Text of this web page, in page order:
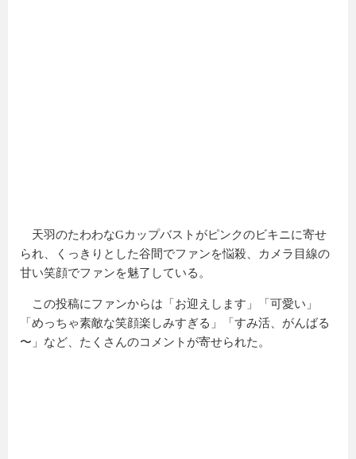
天羽のたわわなGカップバストがピンクのビキニに寄せ
られ、くっきりとした谷間でファンを悩殺、カメラ目線の
甘い笑顔でファンを魅了している。
この投稿にファンからは「お迎えします」「可愛い」
「 めっちゃ素敵な笑顔楽しみすぎる 」「 すみ活、がんばる
〜 」など、たくさんのコメントが寄せられた。